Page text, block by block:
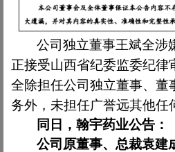
公司独立董事王斌全涉
正接受山西省纪委监委纪律
全除担任公司独立董事、董
务外，未担任广誉远其他任
同日，翰宇药业公告：
公司原董事、总裁袁建